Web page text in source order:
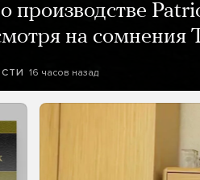
производстве
на сомнения
16 часов назад